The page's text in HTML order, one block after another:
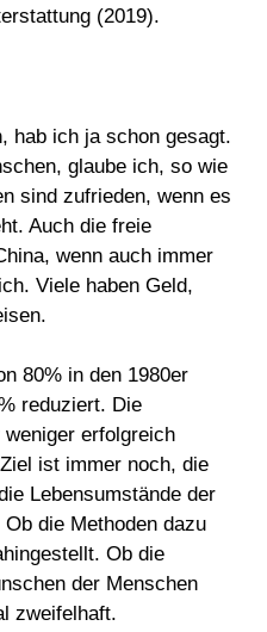
(2019).
hab ich ja schon gesagt.
glaube ich, so wie
sind zufrieden, wenn es
Auch die freie
wenn auch immer
Viele haben Geld,
80% in den 1980er
reduziert. Die
erfolgreich
ist immer noch, die
Lebensumstände der
die Methoden dazu
Ob die
der Menschen
zweifelhaft.